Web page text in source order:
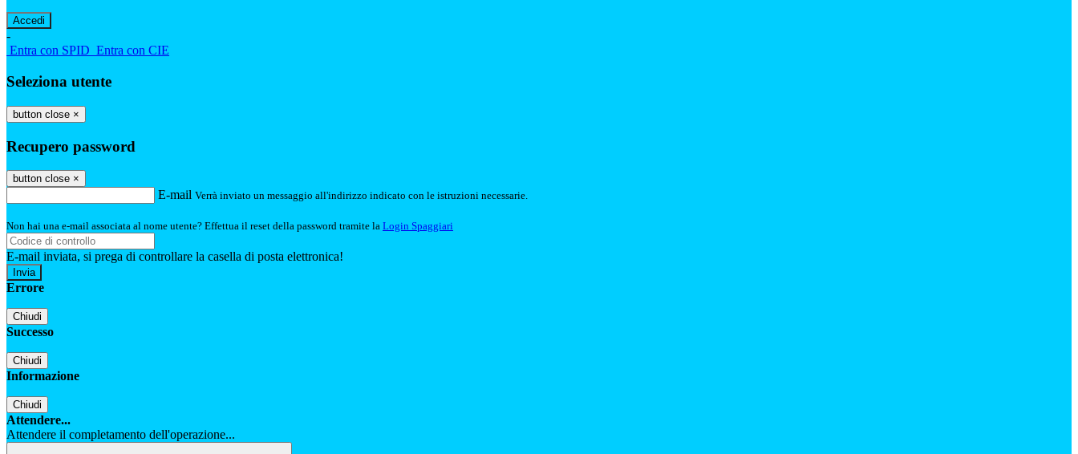
-
Entra con SPID Entra con CIE
Seleziona utente
button close ×
Recupero password
button close ×
E-mail Verrà inviato un messaggio all'indirizzo indicato con le istruzioni necessarie.
Non hai una e-mail associata al nome utente? Effettua il reset della password tramite la Login Spaggiari
E-mail inviata, si prega di controllare la casella di posta elettronica!
Errore
Chiudi
Successo
Chiudi
Informazione
Chiudi
Attendere...
Attendere il completamento dell'operazione...